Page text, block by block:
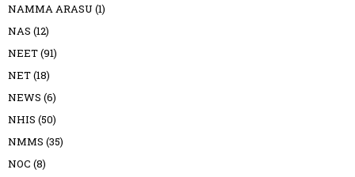
NAMMA ARASU (1)
NAS (12)
NEET(91)
NET(18)
NEWS (6)
NHIS (50)
NMMS (35)
NOC (8)